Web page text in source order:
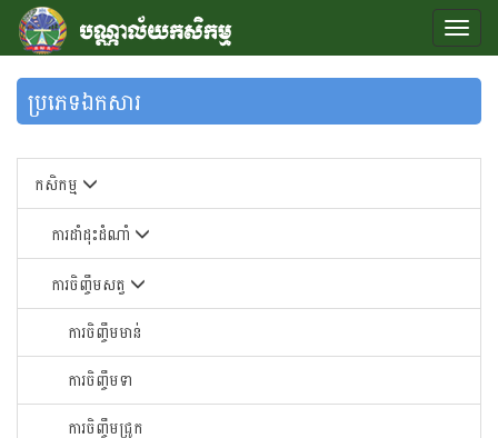
ប្រភេទឯកសារ
កសិកម្ម
ការដាំដុះដំណាំ
ការចិញ្ចឹមសត្វ
ការចិញ្ចឹមមាន់
ការចិញ្ចឹមទា
ការចិញ្ចឹមជ្រូក